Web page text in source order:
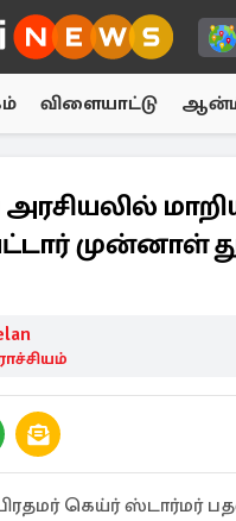
விளையாட்டு
அரசியலில்
முன்னாள்
பிரதமர் கெய்ர் ஸ்டார்மர்